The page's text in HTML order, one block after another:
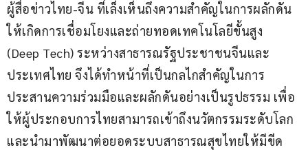
ผู้สื่อข่าวไทย-จีน ที่เล็งเห็นถึงความสำคัญในการผลักดัน
ให้เกิดการเชื่อมโยงและถ่ายทอดเทคโนโลยีขั้นสูง
(Deep Tech) ระหว่างสาธารณรัฐประชาชนจีนและ
ประเทศไทย จึงได้ทำหน้าที่เป็นกลไกสำคัญในการ
ประสานความร่วมมือและผลักดันอย่างเป็นรูปธรรม เพื่อ
ให้ผู้ประกอบการไทยสามารถเข้าถึงนวัตกรรมระดับโลก
และนำมาพัฒนาต่อยอดระบบสาธารณสุขไทยให้มีขีด